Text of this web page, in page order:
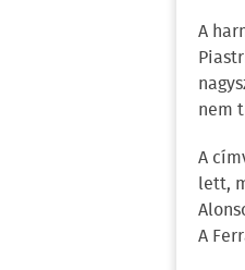
A
nem
A
lett,
A